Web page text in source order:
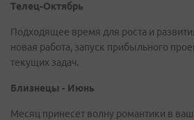
Телец-Октябрь
Подходящее время для роста и
новая работа, запуск прибыльного
текущих задач.
Близнецы - Июнь
Месяц принесет волну романтики в